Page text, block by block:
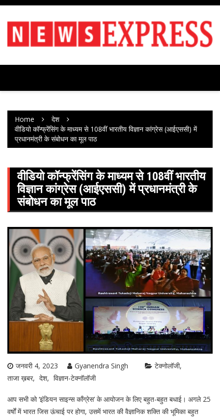
Skip
content
Home
देश
वीडियो कॉन्फ्रेंसिंग के माध्यम से 108वीं भारतीय विज्ञान कांग्रेस (आईएससी) में
प्रधानमंत्री के संबोधन का मूल पाठ
वीडियो कॉन्फ्रेंसिंग के माध्यम से 108वीं भारतीय
विज्ञान कांग्रेस (आईएससी) में प्रधानमंत्री के
संबोधन का मूल पाठ
जनवरी 4, 2023 Gyanendra Singh
टेक्नोलॉजी
ताजा ख़बर
देश विज्ञान-टेक्नॉलॉजी
आप सभी को ‘इंडियन साइन्स काँग्रेस’ के आयोजन के लिए बहुत-बहुत बधाई। अगले 25
वर्षों में भारत जिस ऊंचाई पर होगा, उसमें भारत की वैज्ञानिक शक्ति की भूमिका बहुत